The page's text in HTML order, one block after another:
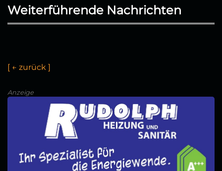
Weiterführende Nachrichten
[ ← zurück ]
Anzeige